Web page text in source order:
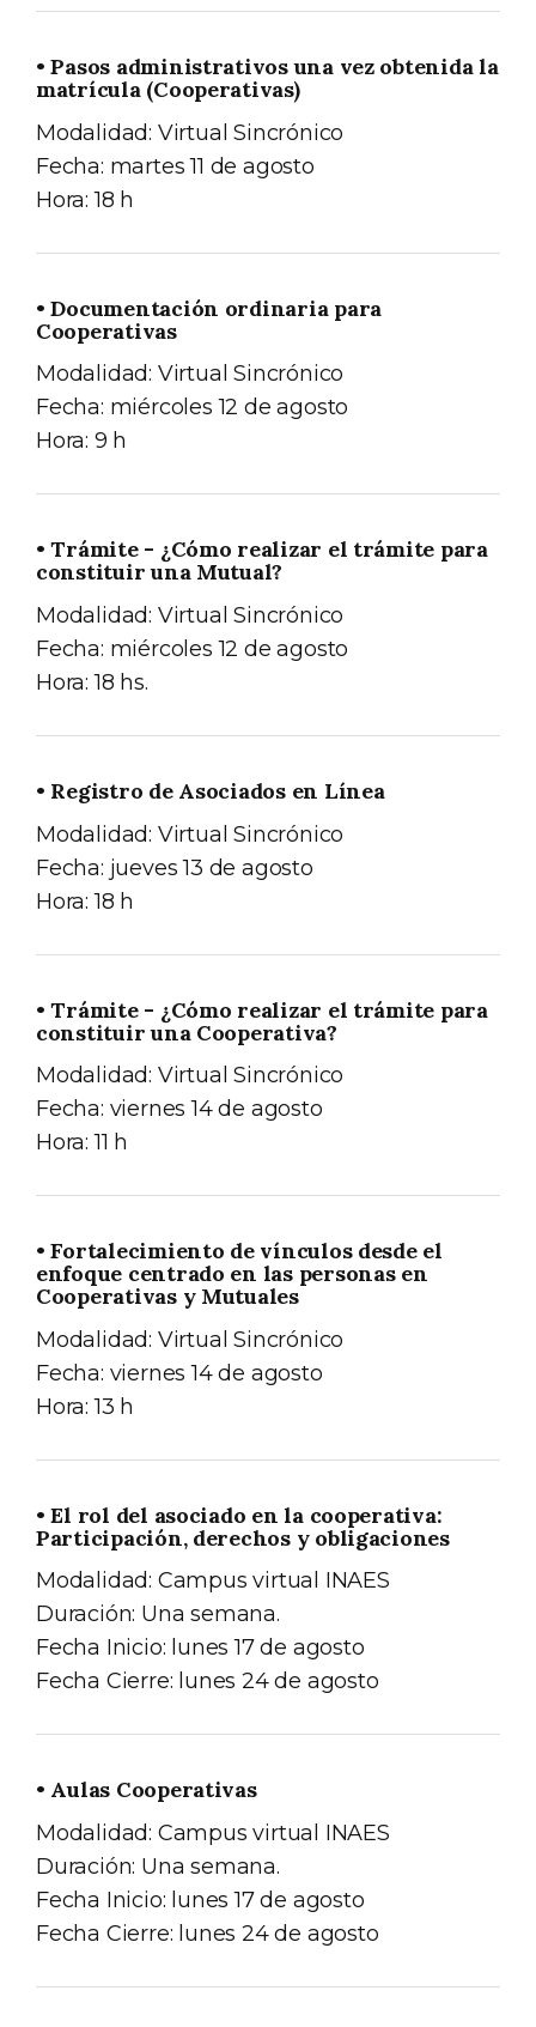
• Pasos administrativos una vez obtenida la
matrícula (Cooperativas)
Modalidad: Virtual Sincrónico
Fecha: martes 11 de agosto
Hora: 18 h
• Documentación ordinaria para
Cooperativas
Modalidad: Virtual Sincrónico
Fecha: miércoles 12 de agosto
Hora: 9 h
• Trámite - ¿Cómo realizar el trámite para
constituir una Mutual?
Modalidad: Virtual Sincrónico
Fecha: miércoles 12 de agosto
Hora: 18 hs.
• Registro de Asociados en Línea
Modalidad: Virtual Sincrónico
Fecha: jueves 13 de agosto
Hora: 18 h
• Trámite - ¿Cómo realizar el trámite para
constituir una Cooperativa?
Modalidad: Virtual Sincrónico
Fecha: viernes 14 de agosto
Hora: 11 h
• Fortalecimiento de vínculos desde el
enfoque centrado en las personas en
Cooperativas y Mutuales
Modalidad: Virtual Sincrónico
Fecha: viernes 14 de agosto
Hora: 13 h
• El rol del asociado en la cooperativa:
Participación, derechos y obligaciones
Modalidad: Campus virtual INAES
Duración: Una semana.
Fecha Inicio: lunes 17 de agosto
Fecha Cierre: lunes 24 de agosto
• Aulas Cooperativas
Modalidad: Campus virtual INAES
Duración: Una semana.
Fecha Inicio: lunes 17 de agosto
Fecha Cierre: lunes 24 de agosto